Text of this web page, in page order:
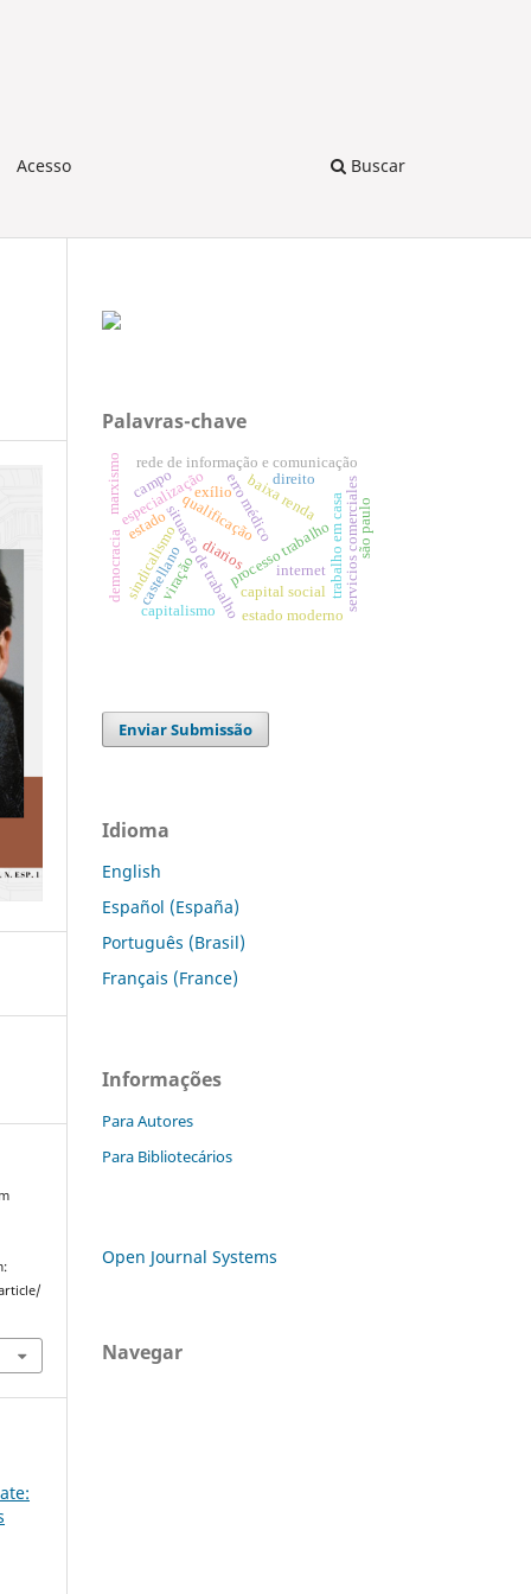
Acesso Buscar
Palavras-chave
erro médico
processo trabalho
situação de trabalho
especializaçãoqualificação
rede de informação e comunicação
trabalho em casa
viração capital social
baixa renda
sindicalismo
campo
diarios internet servicios comerciales
castellano
exílio
estado moderno
direito
capitalismo
são paulo
democracia
marxismo
estado
Enviar Submissão
Idioma
English
Español (España)
Português (Brasil)
Français (France)
Informações
Para Autores
Para Bibliotecários
Open Journal Systems
Navegar